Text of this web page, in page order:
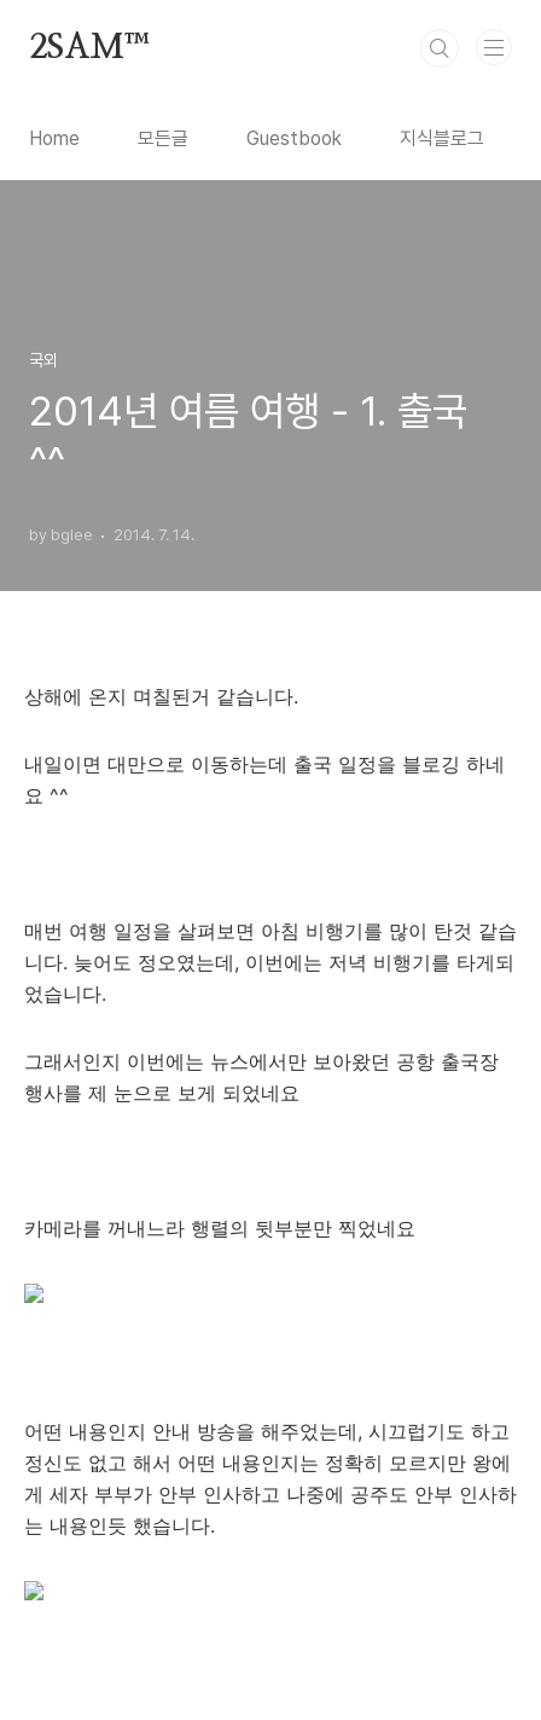
2SAM™
Home 모든글 Guestbook 지식블로그
국외
2014년 여름 여행 - 1. 출국
^^
by bglee 2014. 7. 14.
상해에 온지 며칠된거 같습니다.
내일이면 대만으로 이동하는데 출국 일정을 블로깅 하네
요 ^^
매번 여행 일정을 살펴보면 아침 비행기를 많이 탄것 같습
니다. 늦어도 정오였는데, 이번에는 저녁 비행기를 타게되
었습니다.
그래서인지 이번에는 뉴스에서만 보아왔던 공항 출국장
행사를 제 눈으로 보게 되었네요
카메라를 꺼내느라 행렬의 뒷부분만 찍었네요
어떤 내용인지 안내 방송을 해주었는데, 시끄럽기도 하고
정신도 없고 해서 어떤 내용인지는 정확히 모르지만 왕에
게 세자 부부가 안부 인사하고 나중에 공주도 안부 인사하
는 내용인듯 했습니다.